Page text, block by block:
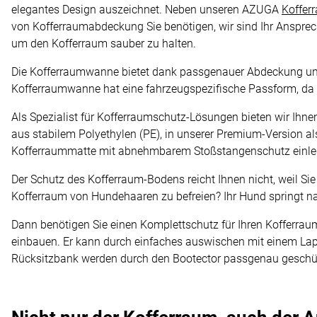
elegantes Design auszeichnet. Neben unseren AZUGA
von Kofferraumabdeckung Sie benötigen, wir sind Ihr
um den Kofferraum sauber zu halten.
Die Kofferraumwanne bietet dank passgenauer Abdeckung
Kofferraumwanne hat eine fahrzeugspezifische Passform,
Als Spezialist für Kofferraumschutz-Lösungen bieten wir
aus stabilem Polyethylen (PE), in unserer Premium-Version
Kofferraummatte mit abnehmbarem Stoßstangenschutz
Der Schutz des Kofferraum-Bodens reicht Ihnen nicht, weil
Kofferraum von Hundehaaren zu befreien? Ihr Hund springt
Dann benötigen Sie einen Komplettschutz für Ihren
einbauen. Er kann durch einfaches auswischen mit einem
Rücksitzbank werden durch den Bootector passgenau